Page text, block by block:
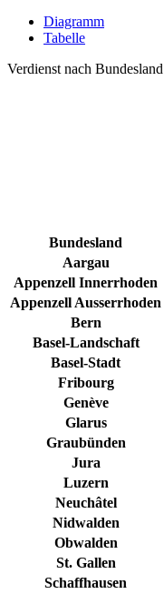
Diagramm
Tabelle
Verdienst nach Bundesland
Bundesland
Aargau
Appenzell Innerrhoden
Appenzell Ausserrhoden
Bern
Basel-Landschaft
Basel-Stadt
Fribourg
Genève
Glarus
Graubünden
Jura
Luzern
Neuchâtel
Nidwalden
Obwalden
St. Gallen
Schaffhausen